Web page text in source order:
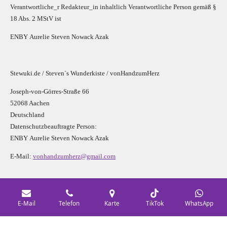
Verantwortliche_r Redakteur_in inhaltlich Verantwortliche Person gemäß §
18 Abs. 2 MStV ist
ENBY Aurelie Steven Nowack Azak
Stewuki.de / Steven`s Wunderkiste / vonHandzumHerz
Joseph-von-Görres-Straße 66
52068 Aachen
Deutschland
Datenschutzbeauftragte Person:
ENBY Aurelie Steven Nowack Azak
E-Mail: vonhandzumherz@gmail.com
Social Media
F
I
Y
P
L
E-Mail Telefon Karte TikTok WhatsApp